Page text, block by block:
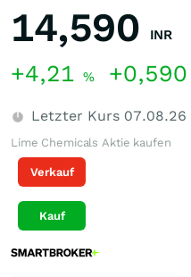
14,590 INR
+4,21 % +0,590
Letzter Kurs 07.08.26
Lime Chemicals Aktie kaufen
Verkauf
Kauf